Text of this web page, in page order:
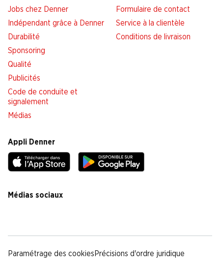
Jobs chez Denner
Indépendant grâce à Denner
Durabilité
Sponsoring
Qualité
Publicités
Code de conduite et
signalement
Médias
Formulaire de contact
Service à la clientèle
Conditions de livraison
Appli Denner
Médias sociaux
Paramétrage des cookies Précisions d'ordre juridique